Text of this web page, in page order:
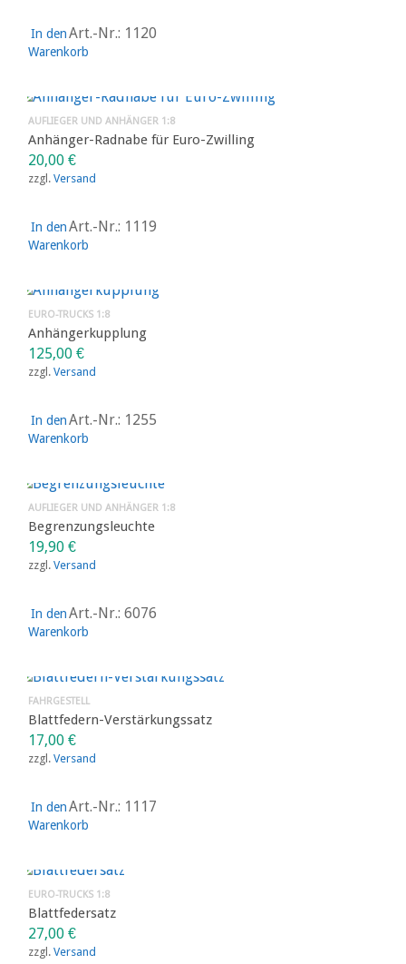
In den
Warenkorb
Art.-Nr.: 1120
AUFLIEGER UND ANHÄNGER 1:8
Anhänger-Radnabe für Euro-Zwilling
20,00 €
zzgl. Versand
In den
Warenkorb
Art.-Nr.: 1119
EURO-TRUCKS 1:8
Anhängerkupplung
125,00 €
zzgl. Versand
In den
Warenkorb
Art.-Nr.: 1255
AUFLIEGER UND ANHÄNGER 1:8
Begrenzungsleuchte
19,90 €
zzgl. Versand
In den
Warenkorb
Art.-Nr.: 6076
FAHRGESTELL
Blattfedern-Verstärkungssatz
17,00 €
zzgl. Versand
In den
Warenkorb
Art.-Nr.: 1117
EURO-TRUCKS 1:8
Blattfedersatz
27,00 €
zzgl. Versand